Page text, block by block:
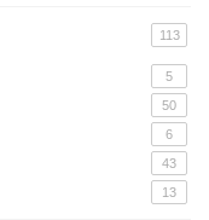
113
5
50
6
43
13